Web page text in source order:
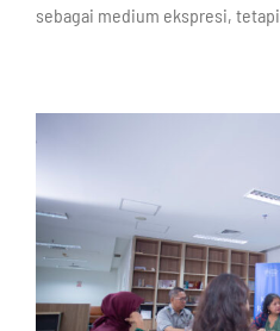
sebagai medium ekspresi, tetapi